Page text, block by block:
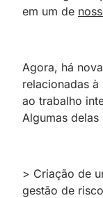
em um de
Agora, há
relacionadas
ao trabalho
Algumas delas
> Criação de
gestão de